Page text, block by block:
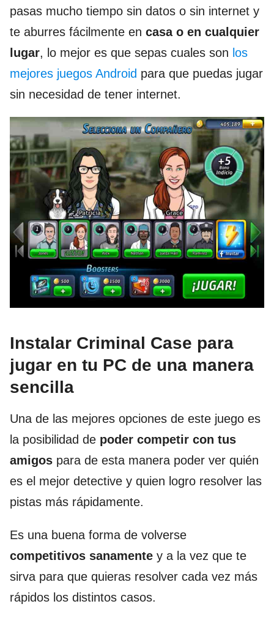
pasas mucho tiempo sin datos o sin internet y
te aburres fácilmente en casa o en cualquier
lugar, lo mejor es que sepas cuales son los
mejores juegos Android para que puedas jugar
sin necesidad de tener internet.
Instalar Criminal Case para
jugar en tu PC de una manera
sencilla
Una de las mejores opciones de este juego es
la posibilidad de poder competir con tus
amigos para de esta manera poder ver quién
es el mejor detective y quien logro resolver las
pistas más rápidamente.
Es una buena forma de volverse
competitivos sanamente y a la vez que te
sirva para que quieras resolver cada vez más
rápidos los distintos casos.